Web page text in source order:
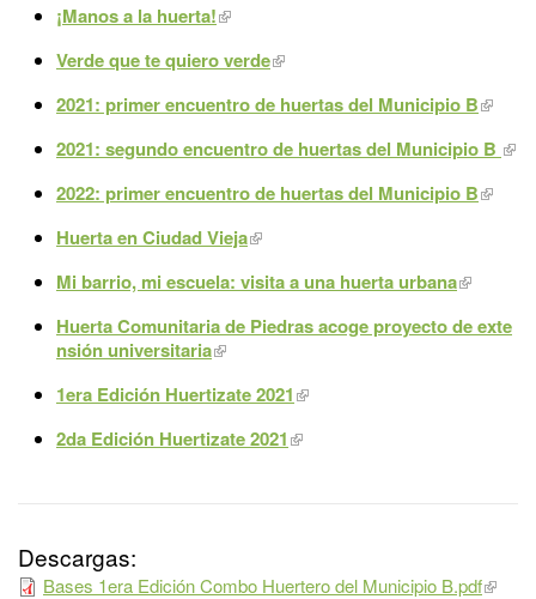
¡Manos a la huerta!
Verde que te quiero verde
2021: primer encuentro de huertas del Municipio B
2021: segundo encuentro de huertas del Municipio B
2022: primer encuentro de huertas del Municipio B
Huerta en Ciudad Vieja
Mi barrio, mi escuela: visita a una huerta urbana
Huerta Comunitaria de Piedras acoge proyecto de exte
nsión universitaria
1era Edición Huertizate 2021
2da Edición Huertizate 2021
Descargas:
Bases 1era Edición Combo Huertero del Municipio B.pdf